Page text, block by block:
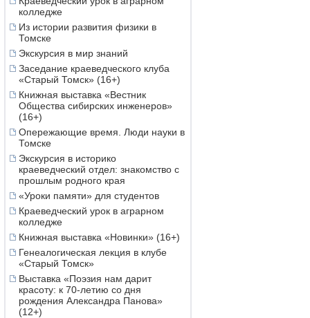
колледже
Из истории развития физики в
Томске
Экскурсия в мир знаний
Заседание краеведческого клуба
«Старый Томск» (16+)
Книжная выставка «Вестник
Общества сибирских инженеров»
(16+)
Опережающие время. Люди науки в
Томске
Экскурсия в историко
краеведческий отдел: знакомство с
прошлым родного края
«Уроки памяти» для студентов
Краеведческий урок в аграрном
колледже
Книжная выставка «Новинки» (16+)
Генеалогическая лекция в клубе
«Старый Томск»
Выставка «Поэзия нам дарит
красоту: к 70-летию со дня
рождения Александра Панова»
(12+)